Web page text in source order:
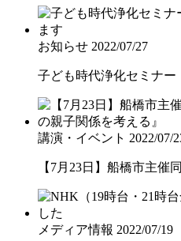
お知らせ 2022/07/27
子ども時代浄化セミナー
講演・イベント 2022/07/
【7月23日】船橋市主催
メディア情報 2022/07/19